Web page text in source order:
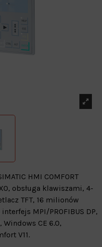
HMI COMFORT
obsługa klawiszami, 4-
TFT, 16 milionów
MPI/PROFIBUS DP,
CE 6.0,
V11.